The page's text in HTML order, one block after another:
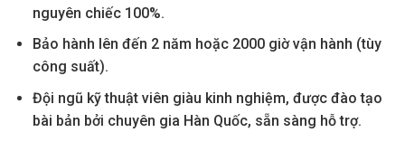
nguyên chiếc 100%.
Bảo hành lên đến 2 năm hoặc 2000 giờ vận hành (tùy
công suất).
Đội ngũ kỹ thuật viên giàu kinh nghiệm, được đào tạo
bài bản bởi chuyên gia Hàn Quốc, sẵn sàng hỗ trợ.